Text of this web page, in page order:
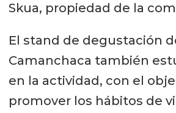
Skua, propiedad de la
El stand de degustación
Camanchaca también
en la actividad, con el
promover los hábitos de